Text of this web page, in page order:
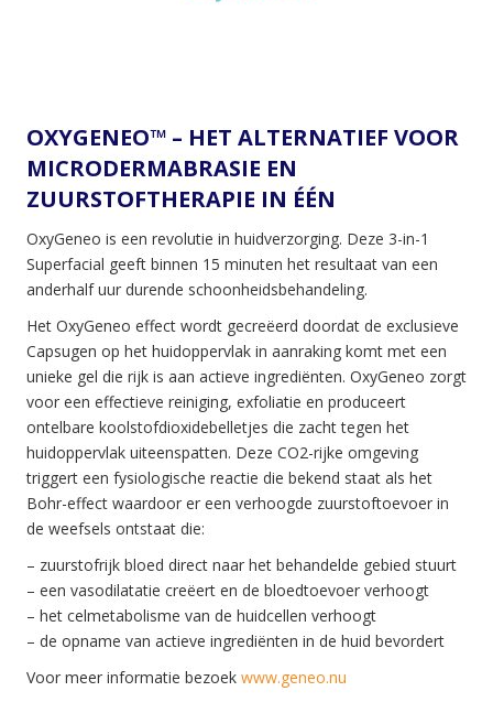
OXYGENEO™ – HET ALTERNATIEF VOOR
MICRODERMABRASIE EN
ZUURSTOFTHERAPIE IN ÉÉN
OxyGeneo is een revolutie in huidverzorging. Deze 3-in-1
Superfacial geeft binnen 15 minuten het resultaat van een
anderhalf uur durende schoonheidsbehandeling.
Het OxyGeneo effect wordt gecreëerd doordat de exclusieve
Capsugen op het huidoppervlak in aanraking komt met een
unieke gel die rijk is aan actieve ingrediënten. OxyGeneo zorgt
voor een effectieve reiniging, exfoliatie en produceert
ontelbare koolstofdioxidebelletjes die zacht tegen het
huidoppervlak uiteenspatten. Deze CO2-rijke omgeving
triggert een fysiologische reactie die bekend staat als het
Bohr-effect waardoor er een verhoogde zuurstoftoevoer in
de weefsels ontstaat die:
– zuurstofrijk bloed direct naar het behandelde gebied stuurt
– een vasodilatatie creëert en de bloedtoevoer verhoogt
– het celmetabolisme van de huidcellen verhoogt
– de opname van actieve ingrediënten in de huid bevordert
Voor meer informatie bezoek www.geneo.nu